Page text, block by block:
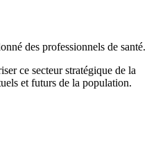
des professionnels de santé.
ce secteur stratégique de la
et futurs de la population.